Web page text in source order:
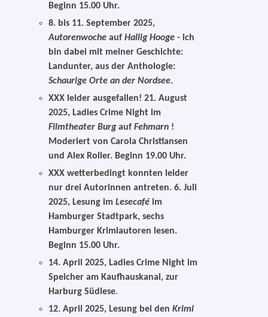
Beginn 15.00 Uhr.
8. bis 11. September 2025,
Autorenwoche aufHallig Hooge - ich
bin dabei mit meiner Geschichte:
Landunter, aus der Anthologie:
Schaurige Orte an der Nordsee.
XXX leider ausgefallen! 21. August
2025, Ladies Crime Night im
Filmtheater Burgauf Fehmarn !
Moderiert von Carola Christiansen
und Alex Roller. Beginn 19.00 Uhr.
XXX wetterbedingt konnten leider
nur drei Autorinnen antreten. 6. Juli
2025, Lesung imLesecafé im
Hamburger Stadtpark, sechs
Hamburger Krimiautoren lesen.
Beginn 15.00 Uhr.
14. April 2025, Ladies Crime Night im
Speicher am Kaufhauskanal, zur
Harburg Südlese.
12. April 2025, Lesung bei denKrimi